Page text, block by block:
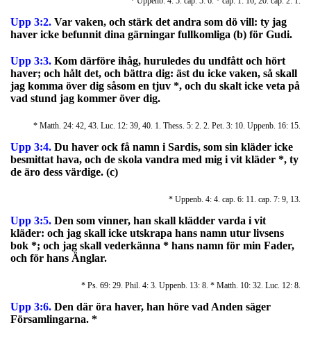
Upp 3:2. Var vaken, och stärk det andra som dö vill: ty jag
haver icke befunnit dina gärningar fullkomliga (b) för Gudi.
Upp 3:3. Kom därföre ihåg, huruledes du undfått och hört
haver; och hålt det, och bättra dig: äst du icke vaken, så skall
jag komma över dig såsom en tjuv *, och du skalt icke veta på
vad stund jag kommer över dig.
* Matth. 24: 42, 43. Luc. 12: 39, 40. 1. Thess. 5: 2. 2. Pet. 3: 10. Uppenb. 16: 15.
Upp 3:4. Du haver ock få namn i Sardis, som sin kläder icke
besmittat hava, och de skola vandra med mig i vit kläder *, ty
de äro dess värdige. (c)
* Uppenb. 4: 4. cap. 6: 11. cap. 7: 9, 13.
Upp 3:5. Den som vinner, han skall klädder varda i vit
kläder: och jag skall icke utskrapa hans namn utur livsens
bok *; och jag skall vederkänna * hans namn för min Fader,
och för hans Änglar.
* Ps. 69: 29. Phil. 4: 3. Uppenb. 13: 8. * Matth. 10: 32. Luc. 12: 8.
Upp 3:6. Den där öra haver, han höre vad Anden säger
Församlingarna. *